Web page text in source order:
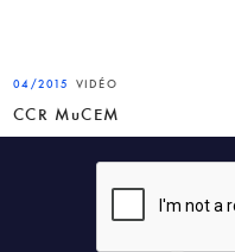
04/2015 VIDÉO
CCR MuCEM